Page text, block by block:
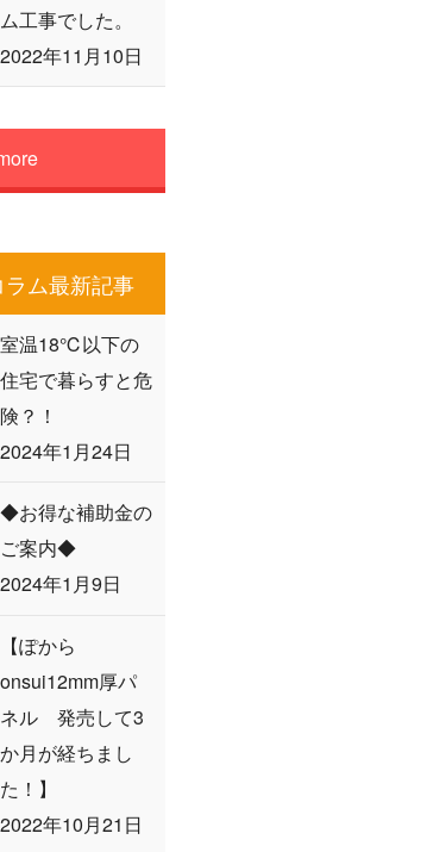
ム工事でした。
2022年11月10日
ム最新記事
室温18℃以下の
住宅で暮らすと危
険？！
2024年1月24日
◆お得な補助金の
ご案内◆
2024年1月9日
【ぽから
onsui12mm厚パ
ネル 発売して3
か月が経ちまし
た！】
2022年10月21日